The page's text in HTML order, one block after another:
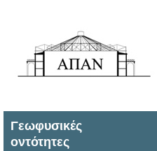
Γεωφυσικές
οντότητες